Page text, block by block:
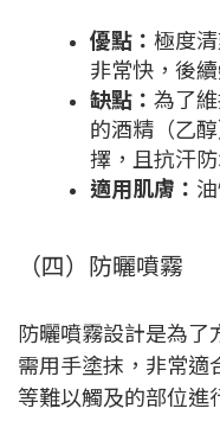
優點： 極度
非常快，後
缺點： 為了
的酒精（乙
擇，且抗汗
適用肌膚：
（四）防曬噴霧
防曬噴霧設計是為了
需用手塗抹，非常適
等難以觸及的部位進